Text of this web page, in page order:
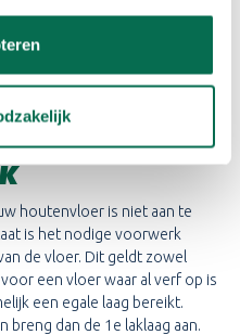
Er zijn tegenwoordig
kunt de vloer dan eerst
IS
houtenvloer is niet aan te
is het nodige voorwerk
de vloer. Dit geldt zowel
een vloer waar al verf op is
een egale laag bereikt.
breng dan de 1e laklaag aan.